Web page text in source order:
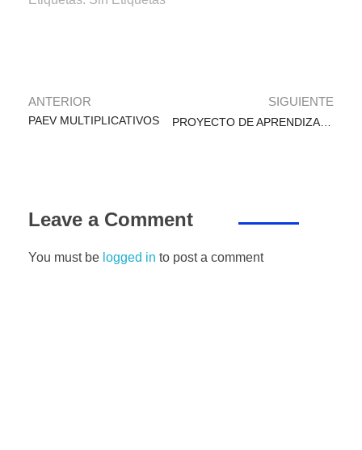
k
ANTERIOR
PAEV MULTIPLICATIVOS
SIGUIENTE
PROYECTO DE APRENDIZAJE CON EL CURRÍCULO NACIONAL DE EDUCACIÓN BÁSICA
Leave a Comment
You must be logged in to post a comment